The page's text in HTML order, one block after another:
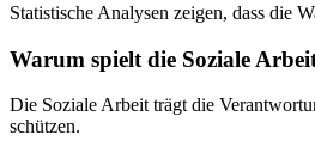
Statistische Analysen zeigen, dass die
Warum spielt die Soziale
Die Soziale Arbeit trägt die
schützen.